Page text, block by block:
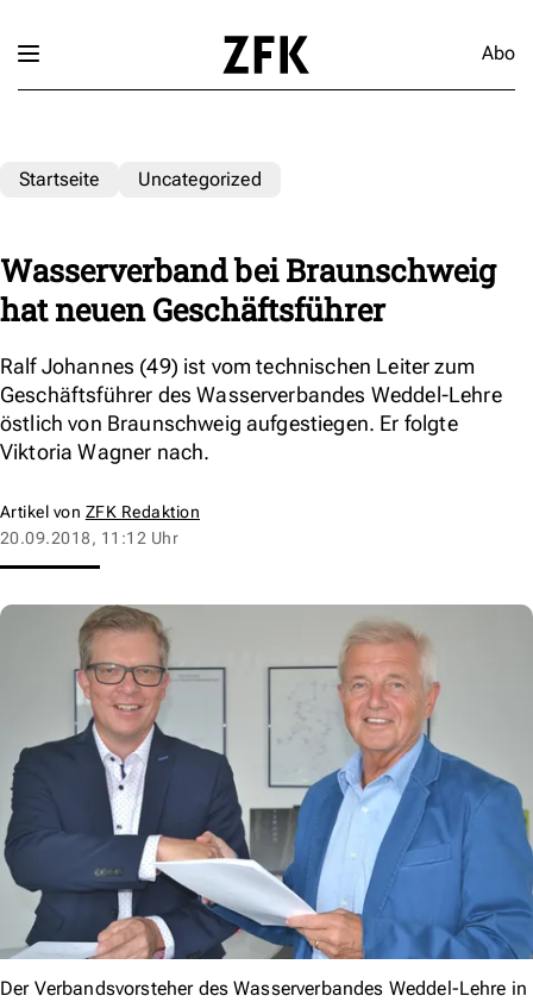
Abo
Startseite Uncategorized
Wasserverband bei Braunschweig
hat neuen Geschäftsführer
Ralf Johannes (49) ist vom technischen Leiter zum
Geschäftsführer des Wasserverbandes Weddel-Lehre
östlich von Braunschweig aufgestiegen. Er folgte
Viktoria Wagner nach.
Artikel von ZFK Redaktion
20.09.2018, 11:12 Uhr
Der Verbandsvorsteher des Wasserverbandes Weddel-Lehre in